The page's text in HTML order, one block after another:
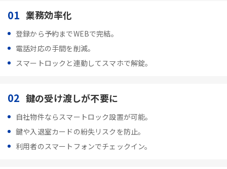
01 業務効率化
登録から予約までWEBで完結。
電話対応の手間を削減。
スマートロックと連動してスマホで解錠。
02 鍵の受け渡しが不要に
自社物件ならスマートロック設置が可能。
鍵や入退室カードの紛失リスクを防止。
利用者のスマートフォンでチェックイン。